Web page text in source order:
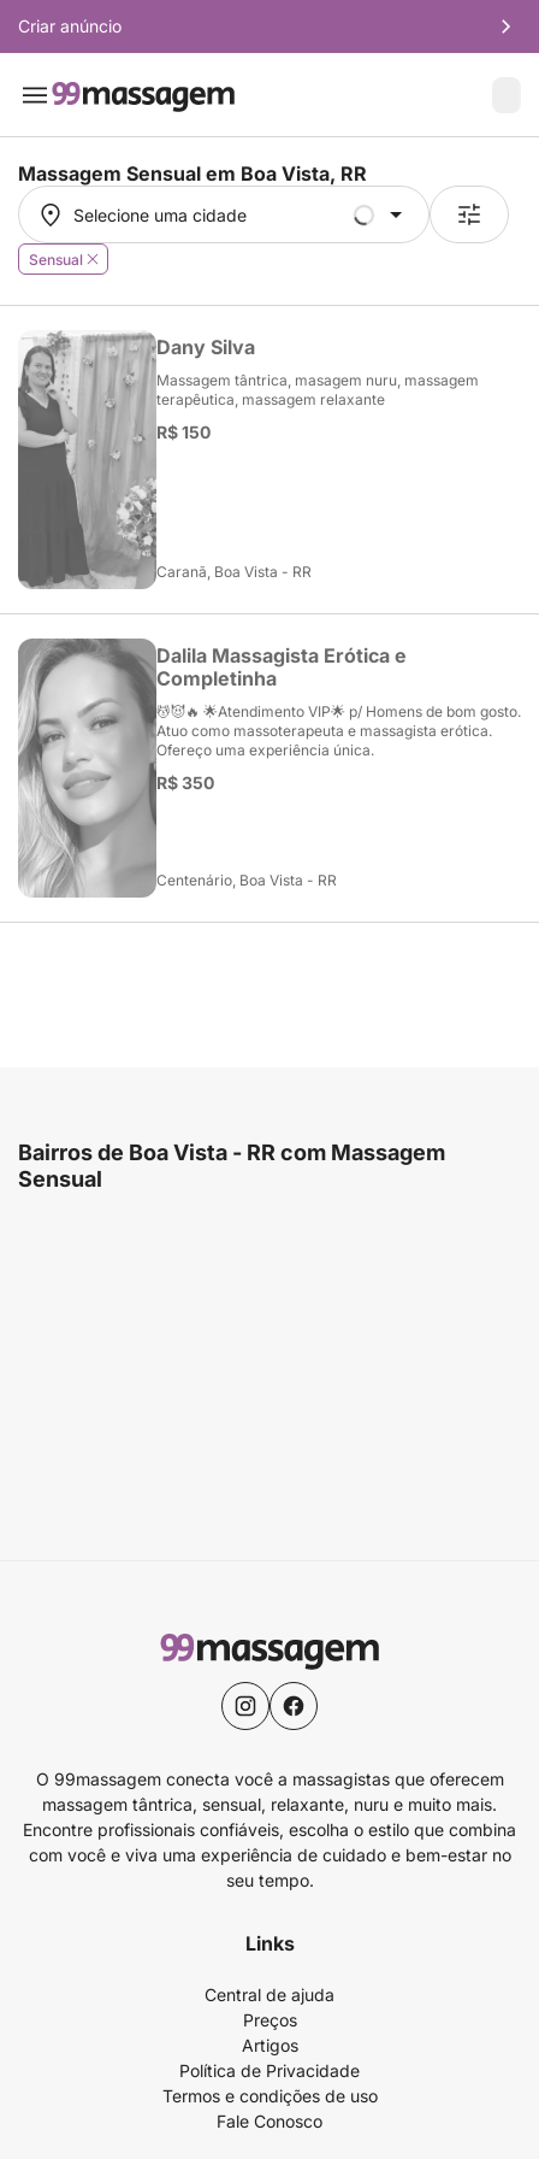
Criar anúncio
Massagem Sensual em Boa Vista, RR
Selecione uma cidade
Selecione uma cidade
Sensual
Dany Silva
Massagem tântrica, masagem nuru, massagem
terapêutica, massagem relaxante
R$ 150
Caranã, Boa Vista - RR
Dalila Massagista Erótica e
Completinha
💆😈🔥 🌟Atendimento VIP🌟 p/ Homens de bom gosto.
Atuo como massoterapeuta e massagista erótica.
Ofereço uma experiência única.
R$ 350
Centenário, Boa Vista - RR
Bairros de Boa Vista - RR com Massagem
Sensual
O 99massagem conecta você a massagistas que oferecem
massagem tântrica, sensual, relaxante, nuru e muito mais.
Encontre profissionais confiáveis, escolha o estilo que combina
com você e viva uma experiência de cuidado e bem-estar no
seu tempo.
Links
Central de ajuda
Preços
Artigos
Política de Privacidade
Termos e condições de uso
Fale Conosco